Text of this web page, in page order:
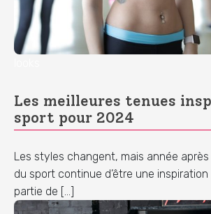
Les meilleures tenues
sport pour 2024
Les styles changent, mais année
du sport continue d’être une
partie de […]